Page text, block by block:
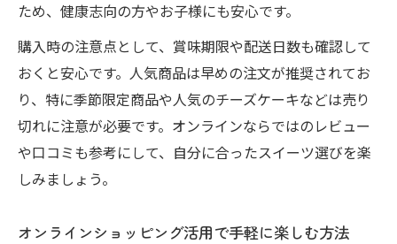
ため、健康志向の方やお子様にも安心です。
購入時の注意点として、賞味期限や配送日数も確認して
おくと安心です。人気商品は早めの注文が推奨されてお
り、特に季節限定商品や人気のチーズケーキなどは売り
切れに注意が必要です。オンラインならではのレビュー
や口コミも参考にして、自分に合ったスイーツ選びを楽
しみましょう。
オンラインショッピング活用で手軽に楽しむ方法